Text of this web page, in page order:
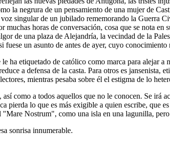
la negrura de un pensamiento de una mujer de
singular de un jubilado rememorando la Guerra
horas de conversación, cosa que se nota
de una plaza de Alejandría, la vecindad de la
fuese un asunto de antes de ayer, cuyo conocimiento
ha etiquetado de católico como marca para alejar
a defensa de la casta. Para otros es
mientras pesaba sobre él el estigma de lo
como a todos aquellos que no le conocen. Se
pierda lo que es más exigible a quien escribe, que
Nostrum", como una isla en una lagunilla,
sonrisa innumerable.